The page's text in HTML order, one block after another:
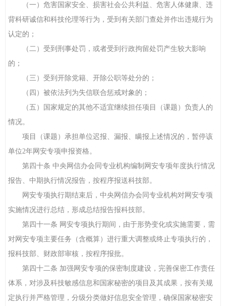
（一）危害国家安全、损害社会公共利益、危害人体健康、违
背科研诚信和科技伦理等行为，受到有关部门查处并作出违规行为
认定的；
（二）受到刑事处罚，或者受到行政拘留处罚产生较大影响
的；
（三）受到开除党籍、开除公职等处分的；
（四）被依法列为失信联合惩戒对象的；
（五）国家规定的其他不适宜继续担任项目（课题）负责人的
情况。
项目（课题）承担单位迟报、漏报、瞒报上述情况的，暂停该
单位2年网安专项申报资格。
第四十条 中央网信办会同专业机构编制网安专项年度执行情况
报告、中期执行情况报告，按程序报送科技部。
网安专项执行期结束后，中央网信办会同专业机构对网安专项
实施情况进行总结，形成总结报告报科技部。
第四十一条 网安专项执行期间，由于形势变化或实施需要，需
对网安专项主要任务（含概算）进行重大调整或终止专项执行的，
报科技部、财政部审核，按程序报批。
第四十二条 加强网安专项的保密制度建设，完善保密工作责任
体系，对涉及科技敏感信息和国家秘密的项目及其成果，按有关规
定执行并严格管理，分级分类做好信息安全管理，确保国家秘密安